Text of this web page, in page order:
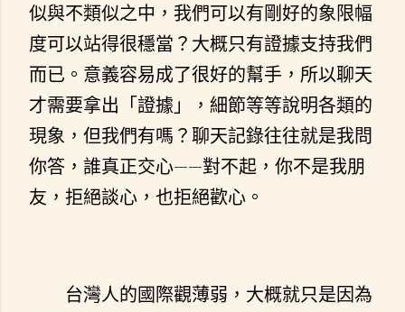
似與不類似之中，我們可以有剛好的象限幅
度可以站得很穩當？大概只有證據支持我們
而已。意義容易成了很好的幫手，所以聊天
才需要拿出「證據」，細節等等說明各類的
現象，但我們有嗎？聊天記錄往往就是我問
你答，誰真正交心——對不起，你不是我朋
友，拒絕談心，也拒絕歡心。
台灣人的國際觀薄弱，大概就只是因為